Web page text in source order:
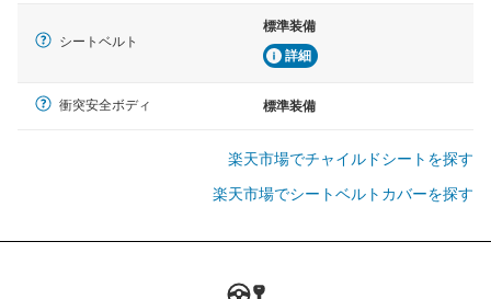
シートベルト
標準装備
詳細
衝突安全ボディ 標準装備
楽天市場でチャイルドシートを探す
楽天市場でシートベルトカバーを探す